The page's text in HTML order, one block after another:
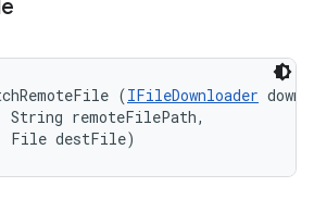
(IFileDownloader
String remoteFilePath,
File destFile)